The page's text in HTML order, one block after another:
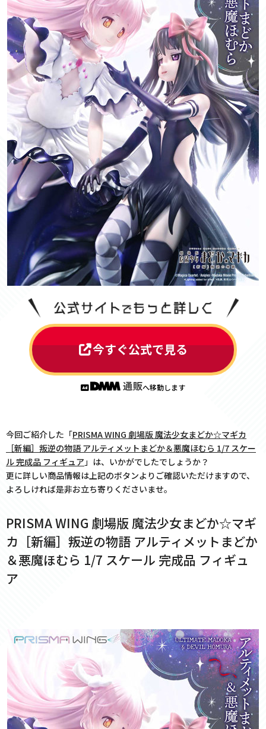
今すぐ公式で見る
へ移動します
今回ご紹介した「PRISMA WING 劇場版 魔法少女まどか☆マギカ
［新編］叛逆の物語 アルティメットまどか＆悪魔ほむら 1/7 スケー
ル 完成品 フィギュア」は、いかがでしたでしょうか？
更に詳しい商品情報は上記のボタンよりご確認いただけますので、
よろしければ是非お立ち寄りくださいませ。
PRISMA WING 劇場版 魔法少女まどか☆マギ
カ［新編］叛逆の物語 アルティメットまどか
＆悪魔ほむら 1/7 スケール 完成品 フィギュ
ア